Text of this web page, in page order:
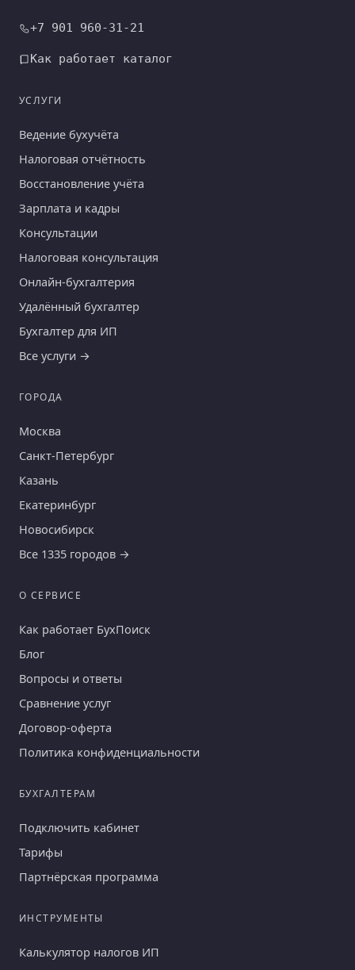
+7 901 960-31-21
Как работает каталог
УСЛУГИ
Ведение бухучёта
Налоговая отчётность
Восстановление учёта
Зарплата и кадры
Консультации
Налоговая консультация
Онлайн-бухгалтерия
Удалённый бухгалтер
Бухгалтер для ИП
Все услуги →
ГОРОДА
Москва
Санкт-Петербург
Казань
Екатеринбург
Новосибирск
Все 1335 городов →
О СЕРВИСЕ
Как работает БухПоиск
Блог
Вопросы и ответы
Сравнение услуг
Договор-оферта
Политика конфиденциальности
БУХГАЛТЕРАМ
Подключить кабинет
Тарифы
Партнёрская программа
ИНСТРУМЕНТЫ
Калькулятор налогов ИП